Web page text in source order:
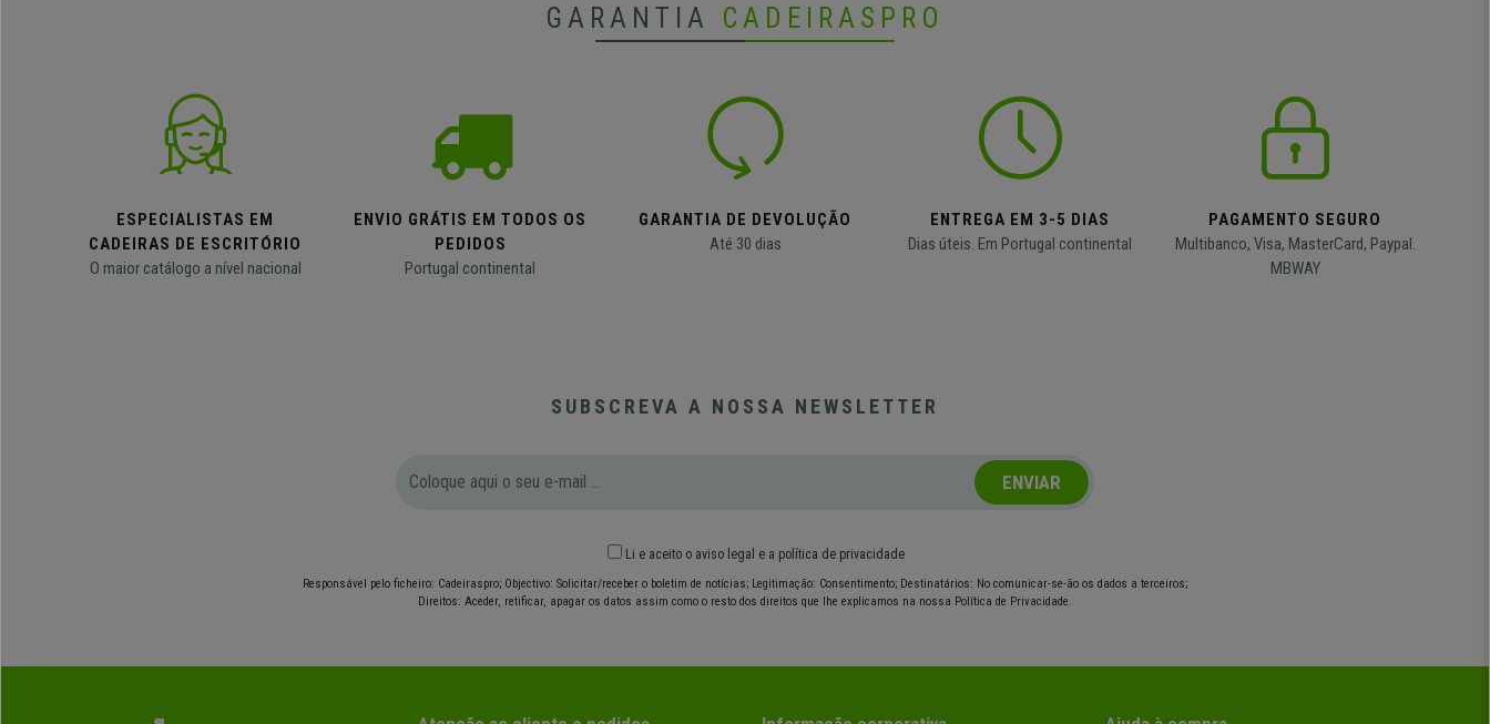
GARANTIA CADEIRASPRO
ESPECIALISTAS EM
CADEIRAS DE ESCRITÓRIO
O maior catálogo a nível nacional
ENVIO GRÁTIS EM TODOS OS
PEDIDOS
Portugal continental
GARANTIA DE DEVOLUÇÃO
Até 30 dias
ENTREGA EM 3-5 DIAS
Dias úteis. Em Portugal continental
PAGAMENTO SEGURO
Multibanco, Visa, MasterCard, Paypal.
MBWAY
SUBSCREVA A NOSSA NEWSLETTER
ENVIAR
Li e aceito o aviso legal e a política de privacidade
Responsável pelo ficheiro: Cadeiraspro; Objectivo: Solicitar/receber o boletim de notícias; Legitimação: Consentimento; Destinatários: No comunicar-se-ão os dados a terceiros;
Direitos: Aceder, retificar, apagar os datos assim como o resto dos direitos que lhe explicamos na nossa Política de Privacidade.